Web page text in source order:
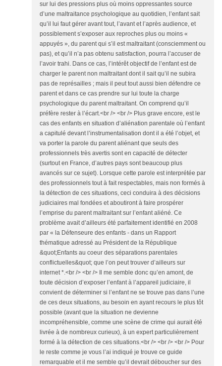
sur lui des pressions plus où moins oppressantes source
d’une maltraitance psychologique au quotidien, l’enfant sait
qu’il lui faut gérer avant tout, l’avant et l’après audience, et
possiblement s’exposer aux reproches plus ou moins «
appuyés », du parent qui s’il est maltraitant (consciemment ou
pas), et qu’il n’a pas obtenu satisfaction, pourra l’accuser de
l’avoir trahi. Dans ce cas, l’intérêt objectif de l’enfant est de
charger le parent non maltraitant dont il sait qu’il ne subira
pas de représailles ; mais il peut tout aussi bien défendre ce
parent et dans ce cas prendre sur lui toute la charge
psychologique du parent maltraitant. On comprend qu’il
préfère rester à l’écart.<br /> <br /> Plus grave encore, est le
cas des enfants en situation d’aliénation parentale où l’enfant
a capitulé devant l’instrumentalisation dont il a été l’objet, et
va porter la parole du parent aliénant que seuls des
professionnels très avertis sont en capacité de détecter
(surtout en France, d’autres pays sont beaucoup plus
avancés sur ce sujet). Lorsque cette parole est interprétée par
des professionnels tout à fait respectables, mais non formés à
la détection de ces situations, ceci conduira à des décisions
judiciaires mal fondées et aboutiront à faire prospérer
l’emprise du parent maltraitant sur l’enfant aliéné. Ce
problème avait d’ailleurs été parfaitement identifié en 2008
par « la Défenseure des enfants - dans un Rapport
thématique adressé au Président de la République
&quot;Enfants au coeur des séparations parentales
conflictuelles&quot; que l’on peut trouver d’ailleurs sur
internet *.<br /> <br /> Il me semble donc qu’en amont, de
toute décision d’exposer l’enfant à l’appareil judiciaire, il
convient de déterminer si l’enfant ne se trouve pas dans l’une
de ces deux situations, au besoin en ayant recours le plus tôt
possible (avant que la situation ne devienne
incompréhensible, comme une scène de crime qui aurait été
livrée à de nombreux curieux), à un expert particulièrement
formé à la détection de ces situations.<br /> <br /> <br /> Pour
le reste comme je vous l’ai indiqué je trouve ce guide
remarquable et il me semble qu’il devrait déboucher sur des